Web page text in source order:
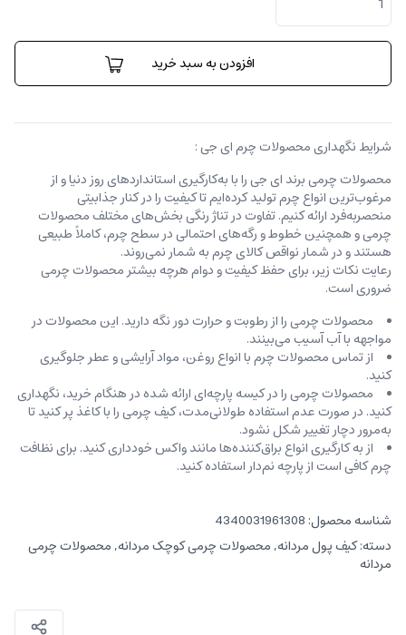
پول
پائولو
عدد
افزودن به سبد خرید
شرایط نگهداری محصولات چرم ای جی :
محصولات چرمی برند ای جی را با به‌کارگیری استانداردهای روز دنیا و از
مرغوب‌ترین انواع چرم تولید کرده‌ایم تا کیفیت را در کنار جذابیتی
منحصربه‌فرد ارائه کنیم. تفاوت در تناژ رنگی بخش‌های مختلف محصولات
چرمی و همچنین خطوط و رگه‌‌های احتمالی در سطح چرم، کاملاً طبیعی
هستند و در شمار نواقص کالای چرم به شمار نمی‌روند.
رعایت نکات زیر، برای حفظ کیفیت و دوام هرچه بیشتر محصولات چرمی
ضروری است.
محصولات چرمی را از رطوبت و حرارت دور نگه دارید. این محصولات در
مواجهه با آب آسیب می‌بینند.
از تماس محصولات چرم با انواع روغن‌، مواد آرایشی و عطر جلوگیری
کنید.
محصولات چرمی را در کیسه‌ پارچه‌ای ارائه شده در هنگام خرید، ‌نگهداری
کنید. در صورت عدم استفاده طولانی‌مدت، کیف‌ چرمی را با کاغذ پر کنید تا
به‌مرور دچار تغییر شکل نشود.
از به کارگیری انواع براق‌کننده‌ها مانند واکس خودداری کنید. برای نظافت
چرم کافی است از پارچه‌ نم‌دار استفاده کنید.
شناسه محصول: 4340031961308
دسته:کیف پول مردانه,محصولات چرمی کوچک مردانه,محصولات چرمی
مردانه